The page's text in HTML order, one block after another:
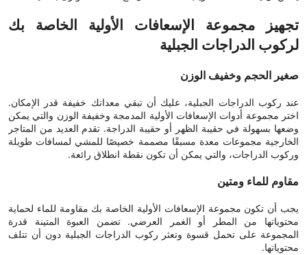
تجهيز مجموعة الإسعافات الأولية الخاصة بك
لركوب الدراجات الجبلية
صغير الحجم وخفيف الوزن
عند ركوب الدراجات الجبلية، عليك أن تبقي معداتك خفيفة قدر الإمكان.
اختر مجموعة أدوات الإسعافات الأولية المدمجة وخفيفة الوزن والتي يمكن
وضعها بسهولة في حقيبة الظهر أو حقيبة الدراجة. تقدم العديد من المتاجر
الخارجية مجموعات معدة مسبقًا مصممة خصيصًا للمشي لمسافات طويلة
وركوب الدراجات، والتي يمكن أن تكون نقطة انطلاق رائعة.
مقاوم للماء ومتين
يجب أن تكون مجموعة الإسعافات الأولية الخاصة بك مقاومة للماء لحماية
محتوياتها من المطر أو الغمر العرضي. تضمن العبوة المتينة قدرة
المجموعة على تحمل قسوة وتعثر ركوب الدراجات الجبلية دون أن تتلف
محتوياتها.